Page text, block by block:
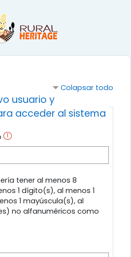
Colapsar todo
usuario y
acceder al sistema
tener al menos 8
1 dígito(s), al menos 1
1 mayúscula(s), al
no alfanuméricos como